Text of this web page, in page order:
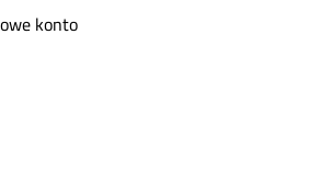
konto